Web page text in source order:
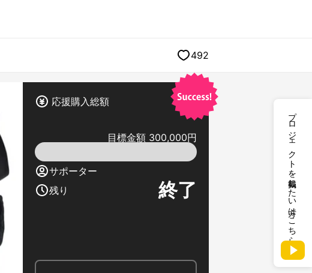
プロジェクトを掲載したい方はこちら
492
応援購入総額
目標金額 300,000円
サポーター
残り
終了